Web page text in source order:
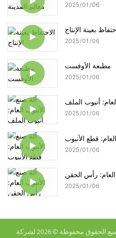
2025 01 06
بعينة الإنتاج
2025 01 06
مطبعة الأوفست
2025 01 06
أنبوب الملف
2025 01 06
قطع الأنبوب
2025 01 06
العام: رأس الحقن
2025 01 06